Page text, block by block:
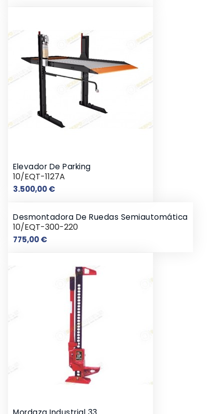
Elevador De Parking
10/EQT-1127A
3.500,00 €Precio
Desmontadora De Ruedas Semiautomática
10/EQT-300-220
775,00 €Precio